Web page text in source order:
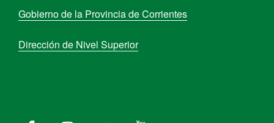
Gobierno de la Provincia de Corrientes
Dirección de Nivel Superior